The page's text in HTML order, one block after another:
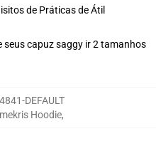
de Práticas de Átil
seus capuz saggy ir 2 tamanhos
DEFAULT
Hoodie,